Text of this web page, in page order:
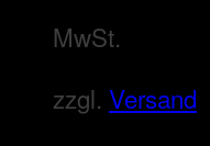
MwSt.
zzgl. Versand